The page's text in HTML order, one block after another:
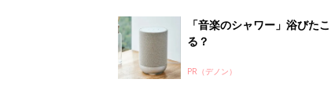
ら
「まいにちのたまひよ」出産レポート